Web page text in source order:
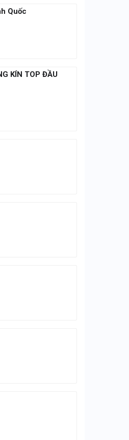
Quốc
KÍN TOP ĐẦU